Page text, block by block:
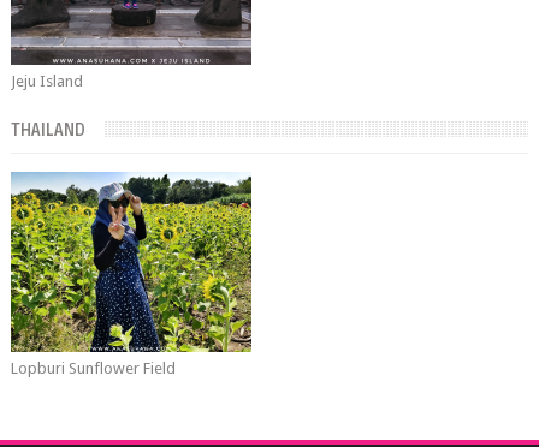
Jeju Island
THAILAND
Lopburi Sunflower Field